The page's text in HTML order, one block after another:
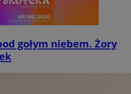
gołym niebem. Żory